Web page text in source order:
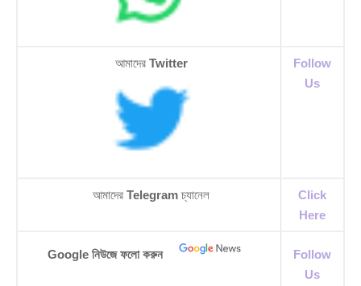
আমাদের Twitter
Follow
Us
আমাদের Telegramচ্যানেল
Click
Here
Google নিউজে ফলো করুন
Follow
Us